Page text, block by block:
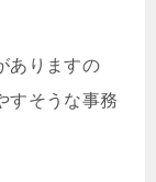
ありますの
すそうな事務